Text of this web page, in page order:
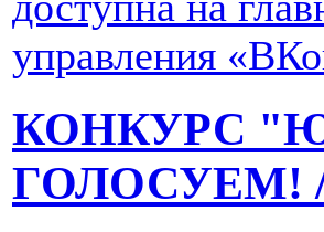
управления
КОНКУРС
ГОЛОСУЕМ!